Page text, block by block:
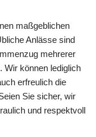
maßgeblichen
Anlässe sind
mehrerer
Wir können lediglich
erfreulich die
Sie sicher, wir
und respektvoll